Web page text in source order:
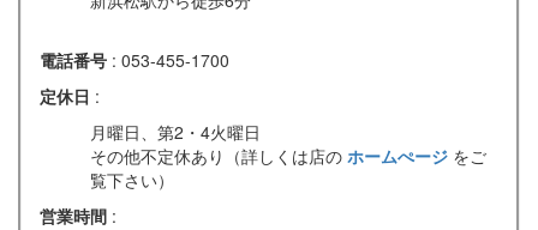
電話番号 : 053-455-1700
定休日 :
月曜日、第2・4火曜日
その他不定休あり（詳しくは店の ホームぺージ をご
覧下さい）
営業時間 :